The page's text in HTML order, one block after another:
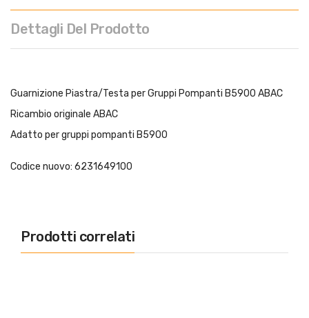
Dettagli Del Prodotto
Guarnizione Piastra/Testa per Gruppi Pompanti B5900 ABAC
Ricambio originale ABAC
Adatto per gruppi pompanti B5900
Codice nuovo: 6231649100
Prodotti correlati